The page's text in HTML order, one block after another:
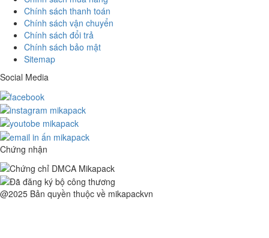
Chính sách thanh toán
Chính sách vận chuyển
Chính sách đổi trả
Chính sách bảo mật
Sitemap
Social Media
Chứng nhận
@2025 Bản quyền thuộc về mikapackvn